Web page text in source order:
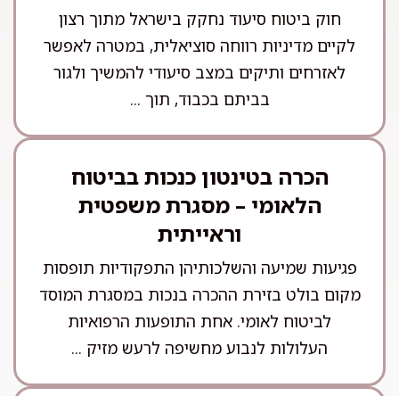
חוק ביטוח סיעוד נחקק בישראל מתוך רצון
לקיים מדיניות רווחה סוציאלית, במטרה לאפשר
לאזרחים ותיקים במצב סיעודי להמשיך ולגור
בביתם בכבוד, תוך ...
הכרה בטינטון כנכות בביטוח
הלאומי – מסגרת משפטית
וראייתית
פגיעות שמיעה והשלכותיהן התפקודיות תופסות
מקום בולט בזירת ההכרה בנכות במסגרת המוסד
לביטוח לאומי. אחת התופעות הרפואיות
העלולות לנבוע מחשיפה לרעש מזיק ...